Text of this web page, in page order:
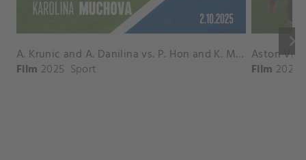
keyboard_arrow_right
A. Krunic and A. Danilina vs. P. Hon and K. Muchova Match Highlights - BEIJING_Capital Group Diamond ( October 02, 2025)
Film 2025 Sport Film 2026